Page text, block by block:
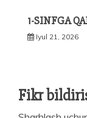
1-SINFGA
Iyul 21, 2026
Fikr